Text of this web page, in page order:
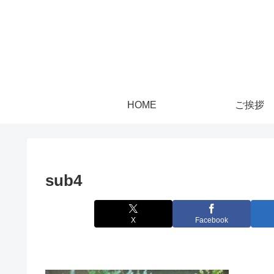
HOME ご挨拶
sub4
X Facebook